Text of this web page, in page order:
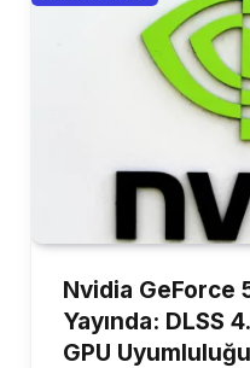
Nvidia GeForce
Yayında: DLSS
GPU Uyumluluğu